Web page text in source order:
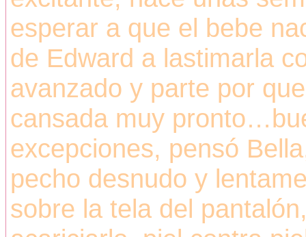
esperar a que el bebe
de Edward a lastimarla
avanzado y parte por
cansada muy
excepciones, pensó
pecho desnudo y
sobre la tela del